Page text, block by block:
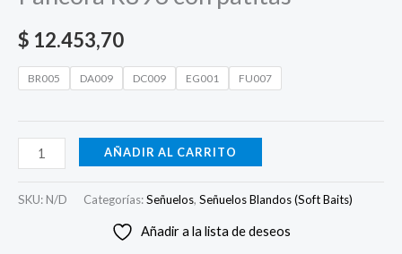
$ 12.453,70
BR005 DA009 DC009 EG001 FU007
AÑADIR AL CARRITO
SKU: N/D Categorías:Señuelos, Señuelos Blandos (Soft Baits)
Añadir a la lista de deseos